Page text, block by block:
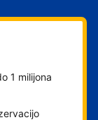
1 milijona